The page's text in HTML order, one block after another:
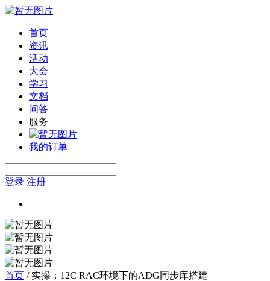
首页
资讯
活动
大会
学习
文档
问答
服务
我的订单
登录 注册
首页 / 实操：12C RAC环境下的ADG同步库搭建